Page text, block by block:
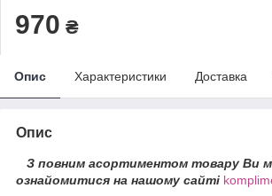
970 ₴
Опис Характеристики Доставка
Опис
З повним асортиментом товару Ви
ознайомитися на нашому сайті